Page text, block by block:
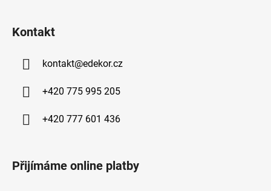
Kontakt
kontakt@edekor.cz
+420 775 995 205
+420 777 601 436
Přijímáme online platby